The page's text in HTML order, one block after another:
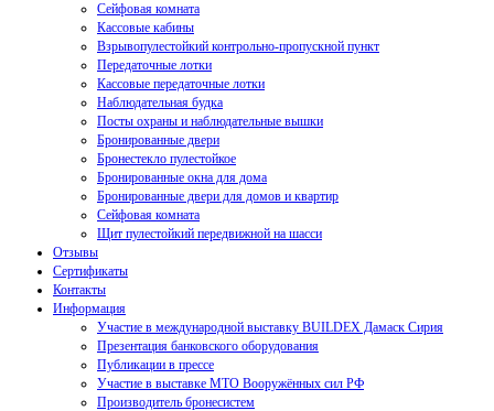
Сейфовая комната
Кассовые кабины
Взрывопулестойкий контрольно-пропускной пункт
Передаточные лотки
Кассовые передаточные лотки
Наблюдательная будка
Посты охраны и наблюдательные вышки
Бронированные двери
Бронестекло пулестойкое
Бронированные окна для дома
Бронированные двери для домов и квартир
Сейфовая комната
Щит пулестойкий передвижной на шасси
Отзывы
Сертификаты
Контакты
Информация
Участие в международной выставку BUILDEX Дамаск Сирия
Презентация банковского оборудования
Публикации в прессе
Участие в выставке МТО Вооружённых сил РФ
Производитель бронесистем